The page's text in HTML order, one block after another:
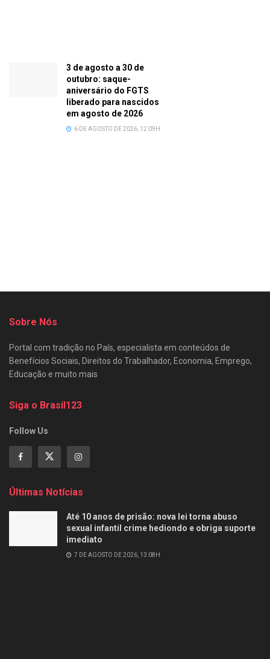
3 de agosto a 30 de
outubro: saque-
aniversário do FGTS
liberado para nascidos
em agosto de 2026
6 DE AGOSTO DE 2026, 12:09H
Sobre Nós
Portal com tradição no País, especialista em conteúdos de
Benefícios Sociais, Direitos do Trabalhador, Economia, Emprego,
Educação e muito mais
Siga o Brasil123
Follow Us
Últimas Notícias
Até 10 anos de prisão: nova lei torna abuso
sexual infantil crime hediondo e obriga suporte
imediato
7 DE AGOSTO DE 2026, 13:08H